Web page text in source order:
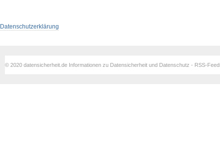
Datenschutzerklärung
© 2020 datensicherheit.de Informationen zu Datensicherheit und Datenschutz - RSS-